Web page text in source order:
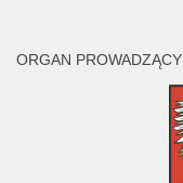
ORGAN PROWADZĄCY